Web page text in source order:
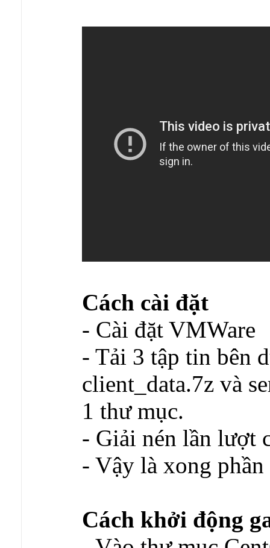
Cách cài đặt
- Cài đặt VMWare
- Tải 3 tập tin bên
client_data.7z và
1 thư mục.
- Giải nén lần lượt
- Vậy là xong phần
Cách khởi động